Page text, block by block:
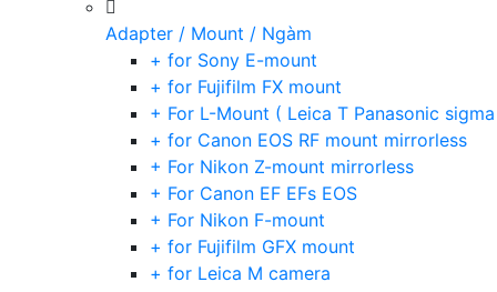
Adapter / Mount / Ngàm
+ for Sony E-mount
+ for Fujifilm FX mount
+ For L-Mount ( Leica T Panasonic
+ for Canon EOS RF mount mirrorless
+ For Nikon Z-mount mirrorless
+ For Canon EF EFs EOS
+ For Nikon F-mount
+ for Fujifilm GFX mount
+ for Leica M camera